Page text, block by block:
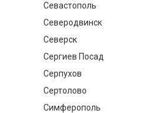
Севастополь
Северодвинск
Северск
Сергиев Посад
Серпухов
Сертолово
Симферополь